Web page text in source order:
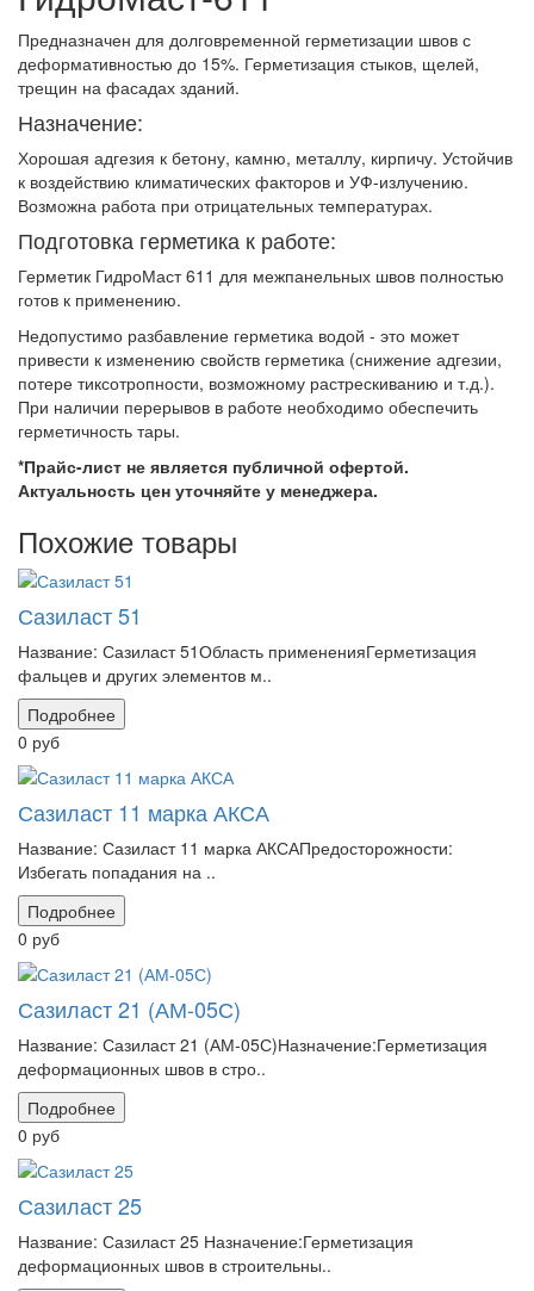
Предназначен для долговременной герметизации швов с
деформативностью до 15%. Герметизация стыков, щелей,
трещин на фасадах зданий.
Назначение:
Хорошая адгезия к бетону, камню, металлу, кирпичу. Устойчив
к воздействию климатических факторов и УФ-излучению.
Возможна работа при отрицательных температурах.
Подготовка герметика к работе:
Герметик ГидроМаст 611 для межпанельных швов полностью
готов к применению.
Недопустимо разбавление герметика водой - это может
привести к изменению свойств герметика (снижение адгезии,
потере тиксотропности, возможному растрескиванию и т.д.).
При наличии перерывов в работе необходимо обеспечить
герметичность тары.
*Прайс-лист не является публичной офертой.
Актуальность цен уточняйте у менеджера.
Похожие товары
Сазиласт 51
Название: Сазиласт 51Область примененияГерметизация
фальцев и других элементов м..
Подробнее
0 руб
Сазиласт 11 марка АКСА
Название: Сазиласт 11 марка АКСАПредосторожности:
Избегать попадания на ..
Подробнее
0 руб
Сазиласт 21 (АМ-05С)
Название: Сазиласт 21 (АМ-05С)Назначение:Герметизация
деформационных швов в стро..
Подробнее
0 руб
Сазиласт 25
Название: Сазиласт 25 Назначение:Герметизация
деформационных швов в строительны..